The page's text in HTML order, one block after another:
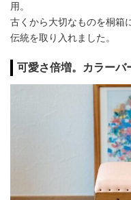
用。
古くから大切なものを桐箱
伝統を取り入れました。
可愛さ倍増。カラーバ